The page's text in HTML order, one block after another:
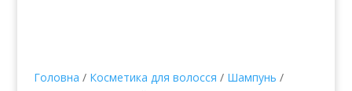
Головна / Косметика для волосся / Шампунь /